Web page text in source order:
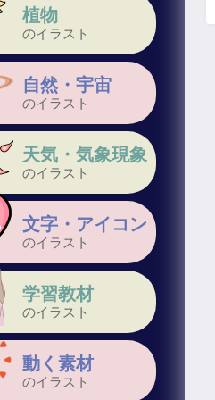
植物
のイラスト
自然・宇宙
のイラスト
天気・気象現象
のイラスト
文字・アイコン
のイラスト
学習教材
のイラスト
動く素材
のイラスト